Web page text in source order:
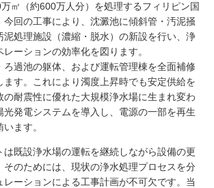
㎥（約600万人分）を処理するフィリピン国
今回の工事により、沈澱池に傾斜管・汚泥掻
泥処理施設（濃縮・脱水）の新設を行い、浄
ーションの効率化を図ります。
ろ過池の躯体、および運転管理棟を全面補修
ます。これにより濁度上昇時でも安定供給を
の耐震性に優れた大規模浄水場に生まれ変わ
光発電システムを導入し、電源の一部を再生
ます。
は既設浄水場の運転を継続しながら設備の更
そのためには、現状の浄水処理プロセスを分
レーションによる工事計画が不可欠です。当